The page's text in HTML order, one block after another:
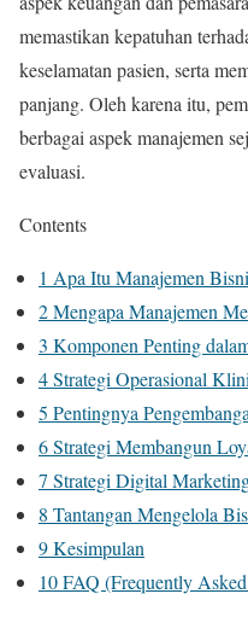
memastikan kepatuhan
keselamatan pasien, serta
panjang. Oleh karena itu,
berbagai aspek manajemen
evaluasi.
Contents
1 Apa Itu Manajemen
2Mengapa Manajemen
3 Komponen Penting
4Strategi Operasional
5 Pentingnya
6Strategi Membangun
7 Strategi Digital
8 Tantangan Mengelola
9Kesimpulan
10FAQ (Frequently